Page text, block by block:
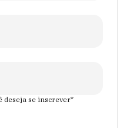
deseja se inscrever*